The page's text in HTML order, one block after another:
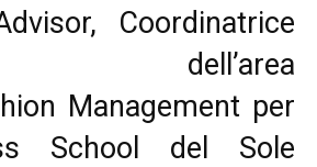
Coordinatrice
dell’area
Management per
School del Sole